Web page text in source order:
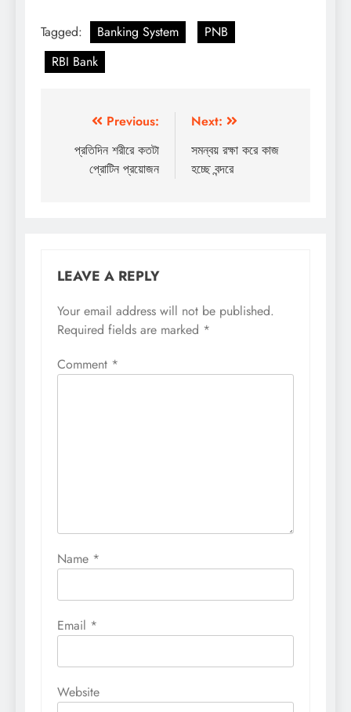
Tagged: Banking System
PNB
RBI Bank
navigation
Previous:
প্রতিদিন শরীরে কতটা
প্রোটিন প্রয়োজন
Next:
সমন্বয় রক্ষা করে কাজ
হচ্ছে বন্দরে
LEAVE A REPLY
Your email address will not be published.
Required fields are marked *
Comment *
Name *
Email *
Website